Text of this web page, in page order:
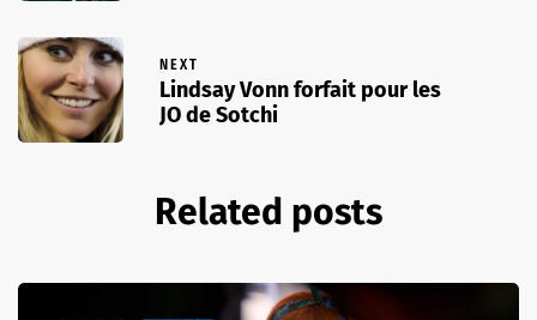
NEXT
Lindsay Vonn forfait pour les
JO de Sotchi
Related posts